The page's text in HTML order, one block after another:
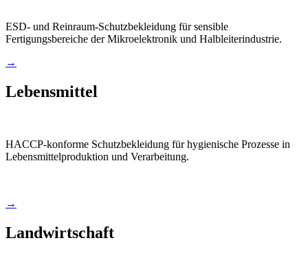
ESD- und Reinraum-Schutzbekleidung für sensible
Fertigungsbereiche der Mikroelektronik und Halbleiterindustrie.
→
Lebensmittel
HACCP-konforme Schutzbekleidung für hygienische Prozesse in
Lebensmittelproduktion und Verarbeitung.
→
Landwirtschaft